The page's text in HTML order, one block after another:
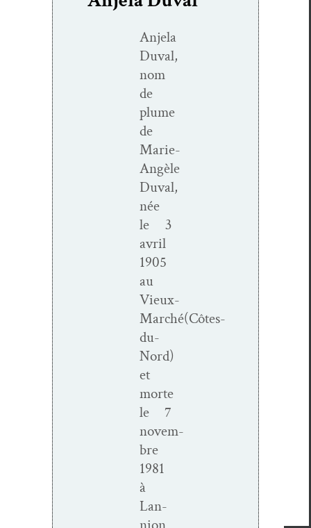
Anjela
Duval,
nom
de
plume
de
Marie-
Angèle
Duval,
née
le 3
avril
1905
au
Vieux-
Marché(Côtes-
du-
Nord)
et
morte
le 7
novem­
bre
1981
à
Lan­